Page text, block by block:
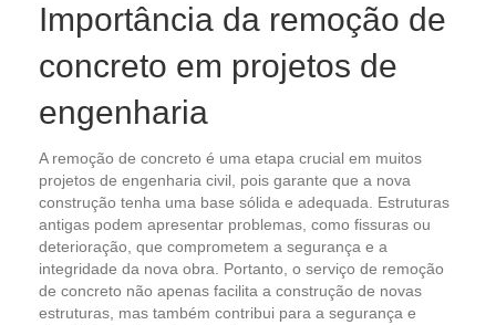
Importância da remoção de
concreto em projetos de
engenharia
A remoção de concreto é uma etapa crucial em muitos
projetos de engenharia civil, pois garante que a nova
construção tenha uma base sólida e adequada. Estruturas
antigas podem apresentar problemas, como fissuras ou
deterioração, que comprometem a segurança e a
integridade da nova obra. Portanto, o serviço de remoção
de concreto não apenas facilita a construção de novas
estruturas, mas também contribui para a segurança e